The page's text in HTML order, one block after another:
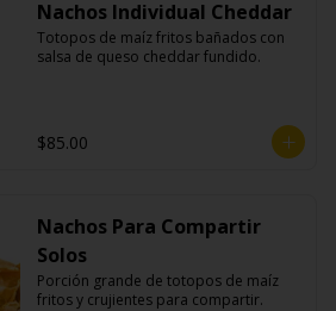
Nachos Individual Cheddar
Totopos de maíz fritos bañados con
salsa de queso cheddar fundido.
$85.00
Nachos Para Compartir
Solos
Porción grande de totopos de maíz
fritos y crujientes para compartir.